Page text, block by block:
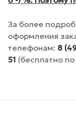
За более
оформления
телефонам: 8
51 (бесплатно